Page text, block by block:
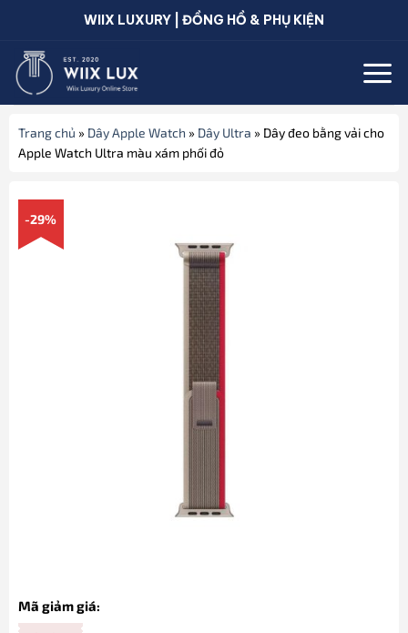
dung
WIIX LUXURY | ĐỒNG HỒ & PHỤ KIỆN
Trang chủ » Dây Apple Watch » Dây Ultra » Dây đeo bằng vải cho
Apple Watch Ultra màu xám phối đỏ
-29%
Mã giảm giá: